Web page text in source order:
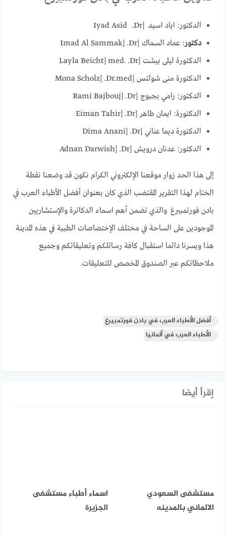
الدكتور: اياد اسيد [Dr.
Iyad Asid
دكتور: عماد السماك [Dr.
Imad Al Sammak]
الدكتورة ليلى بيشت [Dr.
med.
Layla Beicht]
الدكتورة منى شولتس [Dr.med.
Mona Scholz]
الدكتور: رامي بجبوج [Dr.
Rami Bajbouj]
الدكتورة: ايمان طاهر [Dr.
Eiman Tahir]
الدكتورة ديما عناني [Dr.
Dima Anani]
الدكتور: عدنان درويش [Dr.
Adnan Darwish]
إلى هذا الحد زوار موقعنا الإلكتروني الكرام نكون قد وضعنا نقطة
الختام لهذا التقرير المقتضب الذي كان بعنوان أفضل الأطباء العرب في
بادن فورتمبيرغ والذي تضمن أهم اسماء الدكاترة والإستشاريين
الموجودين على الساحة في مختلف الإختصاصات الطبية في هذه المدينة
هذا ويسرنا دائما استقبال كافة رسائلكم وتعليقاتكم وجميع
ملاحظاتكم عبر الصندوق المخصص للتعليقات.
أفضل الأطباء العرب في بادن فورتمبيرغ
الأطباء العرب في ألمانيا
إقرأ أيضا
مستشفى السعودي
الالماني بالمدينه
اسماء أطباء مستشفى
الجزيرة